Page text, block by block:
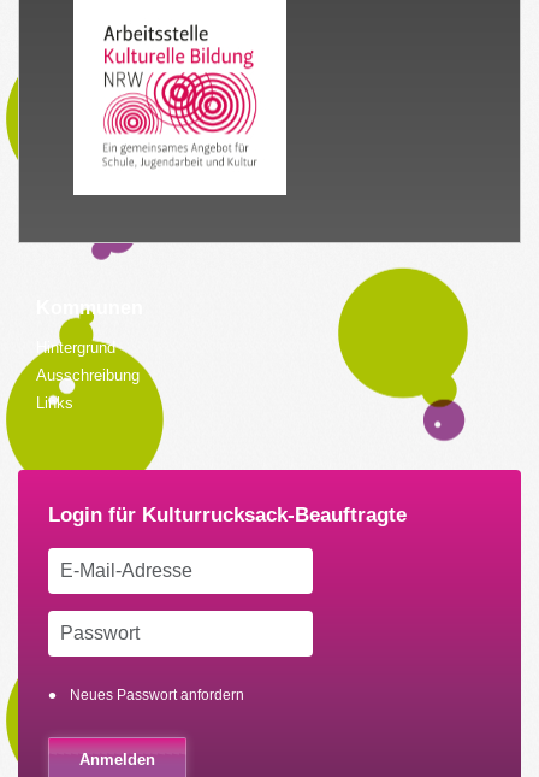
Kommunen
Hintergrund
Ausschreibung
Links
Neues Passwort anfordern